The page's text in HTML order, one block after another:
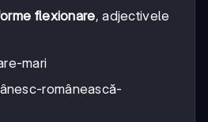
flexionare, adjectivele
mari
românească-